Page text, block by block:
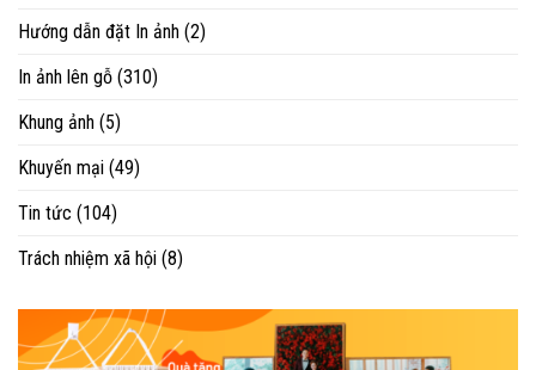
Hướng dẫn đặt In ảnh (2)
In ảnh lên gỗ (310)
Khung ảnh (5)
Khuyến mại (49)
Tin tức (104)
Trách nhiệm xã hội (8)